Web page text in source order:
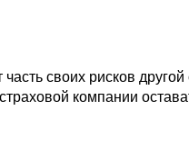
своих рисков
компании